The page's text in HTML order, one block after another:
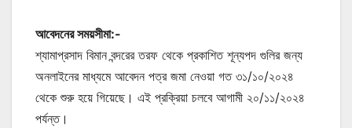
আবেদনের সময়সীমা:-
শ্যামাপ্রসাদ বিমান বন্দরের তরফ থেকে প্রকাশিত শূন্যপদ গুলির জন্য
অনলাইনের মাধ্যমে আবেদন পত্র জমা নেওয়া গত ৩১/১০/২০২৪
থেকে শুরু হয়ে গিয়েছে। এই প্রক্রিয়া চলবে আগামী ২০/১১/২০২৪
পর্যন্ত।